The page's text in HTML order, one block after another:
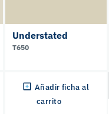
Understated
T650
Añadir ficha al
carrito